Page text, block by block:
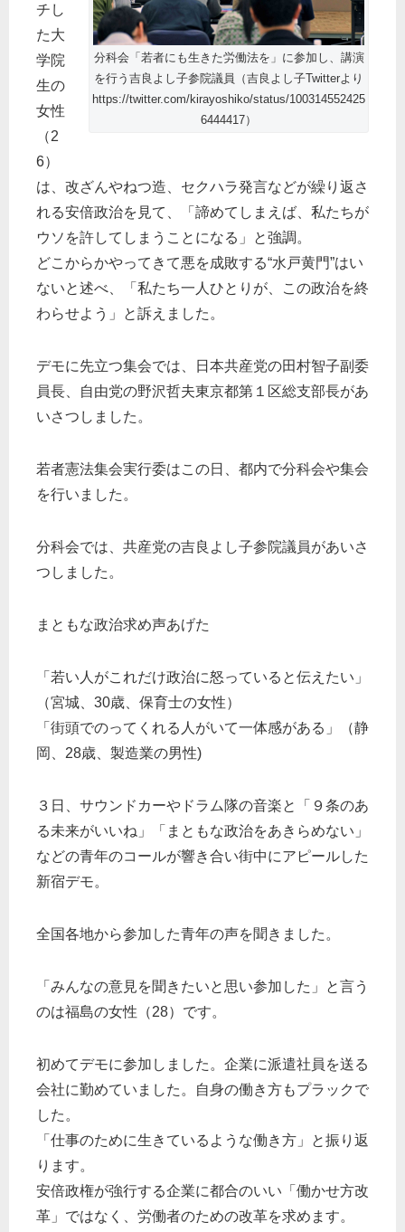
分科会「若者にも生きた労働法を」に参加し、講演
を行う吉良よし子参院議員（吉良よし子Twitterより
https://twitter.com/kirayoshiko/status/100314552425
6444417）
チし
た大
学院
生の
女性
（2
6）
は、改ざんやねつ造、セクハラ発言などが繰り返さ
れる安倍政治を見て、「諦めてしまえば、私たちが
ウソを許してしまうことになる」と強調。
どこからかやってきて悪を成敗する“水戸黄門”はい
ないと述べ、「私たち一人ひとりが、この政治を終
わらせよう」と訴えました。
デモに先立つ集会では、日本共産党の田村智子副委
員長、自由党の野沢哲夫東京都第１区総支部長があ
いさつしました。
若者憲法集会実行委はこの日、都内で分科会や集会
を行いました。
分科会では、共産党の吉良よし子参院議員があいさ
つしました。
まともな政治求め声あげた
「若い人がこれだけ政治に怒っていると伝えたい」
（宮城、30歳、保育士の女性）
「街頭でのってくれる人がいて一体感がある」（静
岡、28歳、製造業の男性)
３日、サウンドカーやドラム隊の音楽と「９条のあ
る未来がいいね」「まともな政治をあきらめない」
などの青年のコールが響き合い街中にアピールした
新宿デモ。
全国各地から参加した青年の声を聞きました。
「みんなの意見を聞きたいと思い参加した」と言う
のは福島の女性（28）です。
初めてデモに参加しました。企業に派遣社員を送る
会社に勤めていました。自身の働き方もプラックで
した。
「仕事のために生きているような働き方」と振り返
ります。
安倍政権が強行する企業に都合のいい「働かせ方改
革」ではなく、労働者のための改革を求めます。